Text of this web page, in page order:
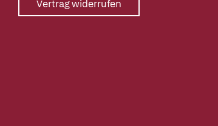
Vertrag widerrufen